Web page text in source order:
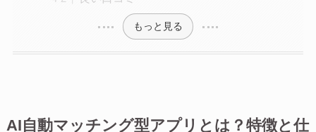
もっと見る
AI自動マッチング型アプリとは？特徴と仕